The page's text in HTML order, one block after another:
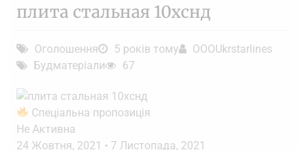
плита стальная 10хснд
Оголошення 5 років тому
OOOUkrstarlines
Будматеріали
67
Спеціальна пропозиція
Не Активна
24 Жовтня, 2021 • 7 Листопада, 2021